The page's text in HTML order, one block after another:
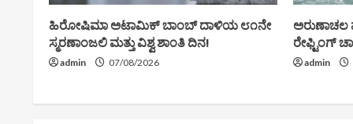
ಹಿರೋಷಿಮಾ ಅಟಾಮಿಕ್ ಬಾಂಬ್ ದಾಳಿಯ ೮೧ನೇ
ಸ್ಮರಣಾಂಜಲಿ ಮತ್ತು ವಿಶ್ವ ಶಾಂತಿ ದಿನ!
admin 07/08/2026
ಅರುಣಾಚಲ
ರೇಫ್ಟಿಂಗ್
admin